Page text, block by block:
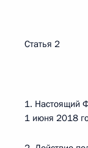
Статья 2
1. Настоящий
1 июня 2018